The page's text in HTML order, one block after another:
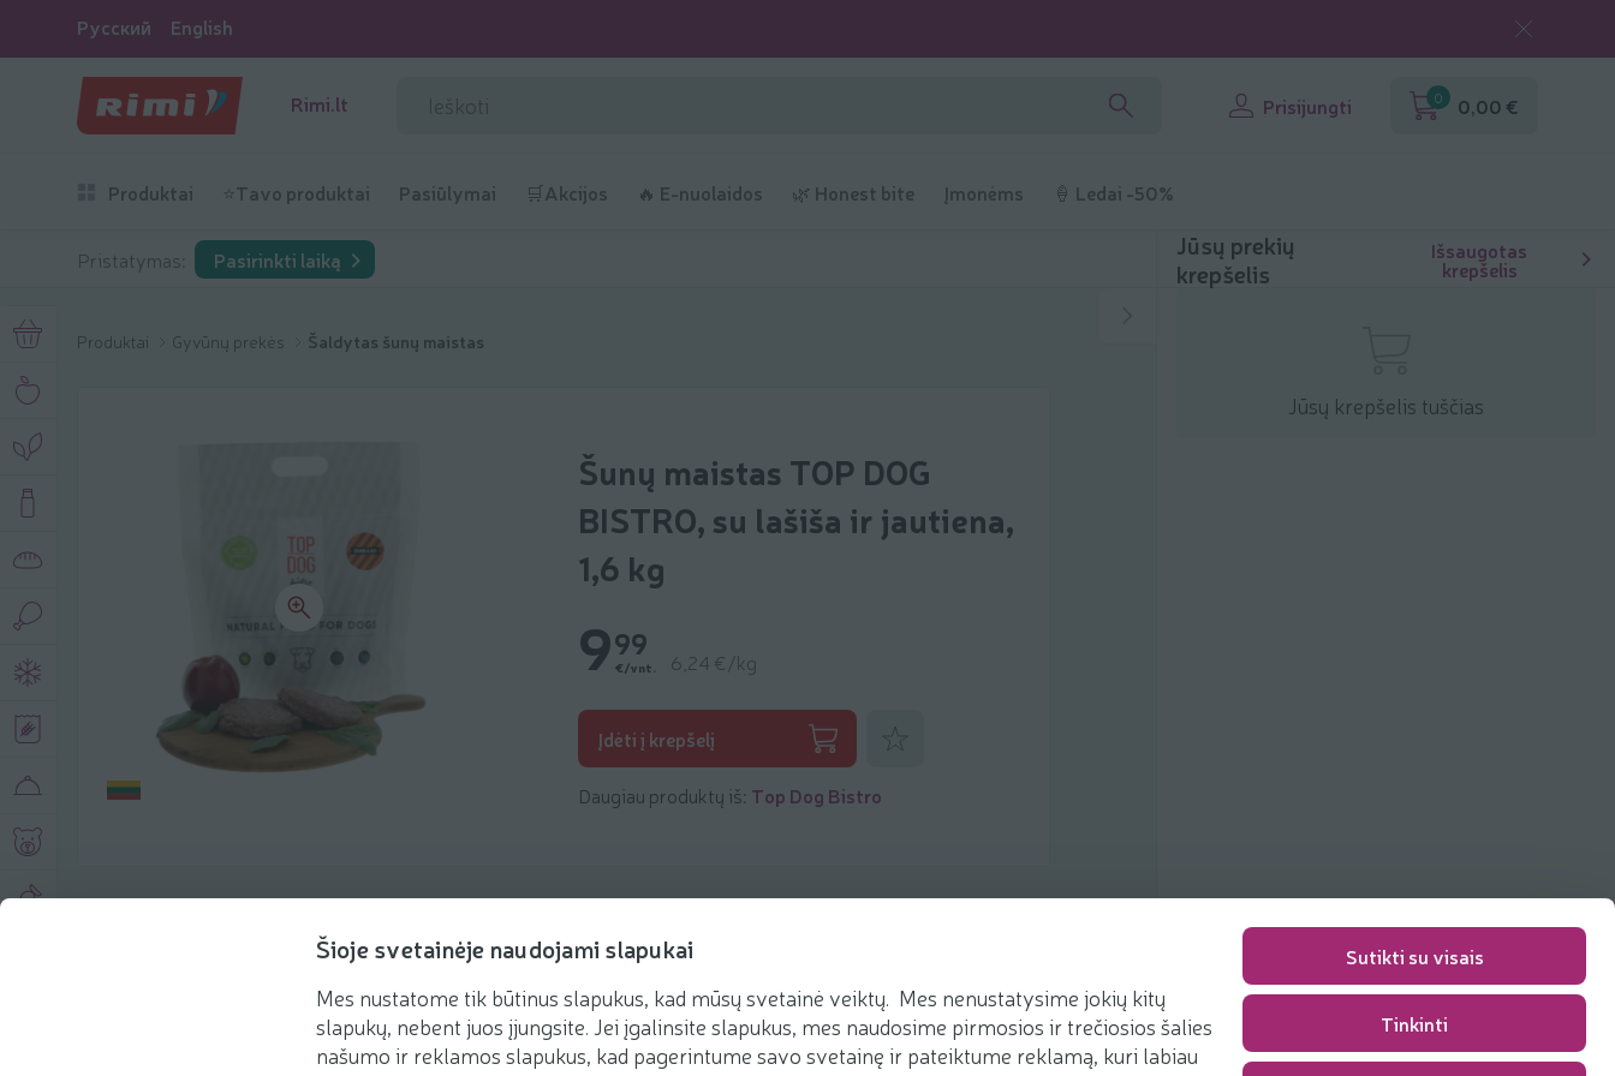
Šioje svetainėje naudojami slapukai
Mes nustatome tik būtinus slapukus, kad mūsų svetainė veiktų. Mes nenustatysime jokių kitų
slapukų, nebent juos įjungsite. Jei įgalinsite slapukus, mes naudosime pirmosios ir trečiosios šalies
našumo ir reklamos slapukus, kad pagerintume savo svetainę ir pateiktume reklamą, kuri labiau
Sutikti su visais
Tinkinti
Русский English
Rimi.lt Prisijungti 0 0,00 €
Produktai ⭐Tavo produktai Pasiūlymai 🛒Akcijos 🔥 E-nuolaidos 🌿 Honest bite Įmonėms 🍦 Ledai -50%
Pristatymas: Pasirinkti laiką
Produktai Gyvūnų prekės Šaldytas šunų maistas
Šunų maistas TOP DOG
BISTRO, su lašiša ir jautiena,
1,6 kg
999
€/vnt. 6,24 €/kg
Įdėti į krepšelį
Daugiau produktų iš: Top Dog Bistro
Produkto aprašymas
Rekomenduojame
Jūsų prekių
krepšelis
Išsaugotas
krepšelis
Jūsų krepšelis tuščias
Pakavimo mokestis 0,00 €